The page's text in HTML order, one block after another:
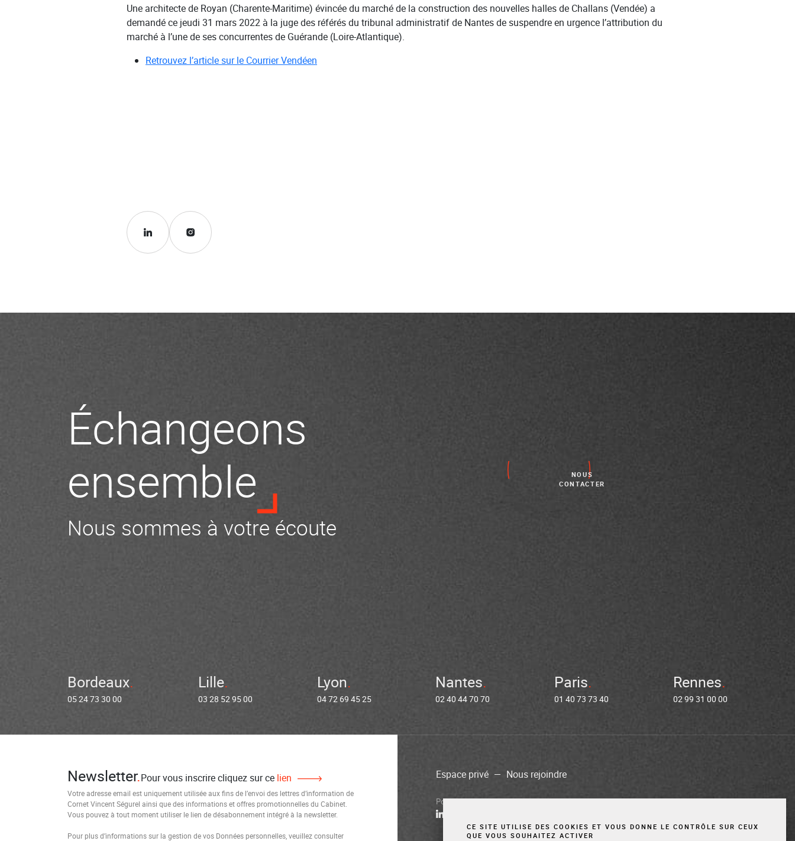
Une architecte de Royan (Charente-Maritime) évincée du marché de la construction des nouvelles halles de Challans (Vendée) a
demandé ce jeudi 31 mars 2022 à la juge des référés du tribunal administratif de Nantes de suspendre en urgence l’attribution du
marché à l’une de ses concurrentes de Guérande (Loire-Atlantique).
Retrouvez l’article sur le Courrier Vendéen
Échangeons
ensemble
Nous sommes à votre écoute
NOUS
CONTACTER
Bordeaux
05 24 73 30 00
Lille
03 28 52 95 00
Lyon
04 72 69 45 25
Nantes
02 40 44 70 70
Paris
01 40 73 73 40
Rennes
02 99 31 00 00
Newsletter Pour vous inscrire cliquez sur ce lien
Votre adresse email est uniquement utilisée aux fins de l’envoi des lettres d’information de
Cornet Vincent Ségurel ainsi que des informations et offres promotionnelles du Cabinet.
Vous pouvez à tout moment utiliser le lien de désabonnement intégré à la newsletter.
Pour plus d’informations sur la gestion de vos Données personnelles, veuillez consulter
Espace privé Nous rejoindre
Politique de confidentialitéMentions légalesCookiesSite réalisé par Vigicorp
CE SITE UTILISE DES COOKIES ET VOUS DONNE LE CONTRÔLE SUR CEUX
QUE VOUS SOUHAITEZ ACTIVER